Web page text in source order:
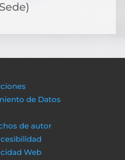
de Datos
de autor
Web